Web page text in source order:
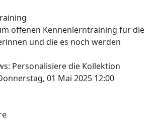
offenen Kennenlerntraining für die
und die es noch werden
Personalisiere die Kollektion
01 Mai 2025 12:00